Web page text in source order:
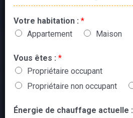
Votre habitation : *
Appartement
Maison
Vous êtes : *
Propriétaire occupant
Propriétaire non occupant
Énergie de chauffage actuelle :